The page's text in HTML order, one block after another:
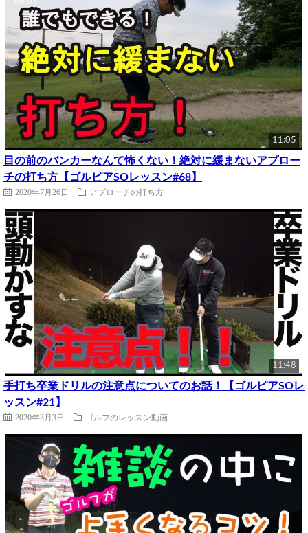
11:05
目の前のバンカーなんて怖くない！絶対に緩まないアプロー
チの打ち方【ゴルピアSOレッスン#68】
2020年7月26日 アプローチの打ち方
11:48
手打ち卒業ドリルの注意点についてのお話！【ゴルピアSOレ
ッスン#21】
2020年3月3日 ゴルフのレッスン動画